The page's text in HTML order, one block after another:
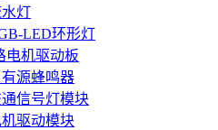
灯
LED环形灯
电机驱动板
源蜂鸣器
信号灯模块
驱动模块